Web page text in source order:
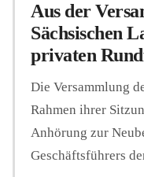
Aus der
Sächsischen
privaten
Die Versammlung
Rahmen ihrer
Anhörung zur
Geschäftsführers